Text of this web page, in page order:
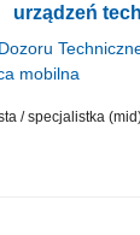
Sprawdzanie
urządzenia
urządzeń
mobilna
/ specjalistka